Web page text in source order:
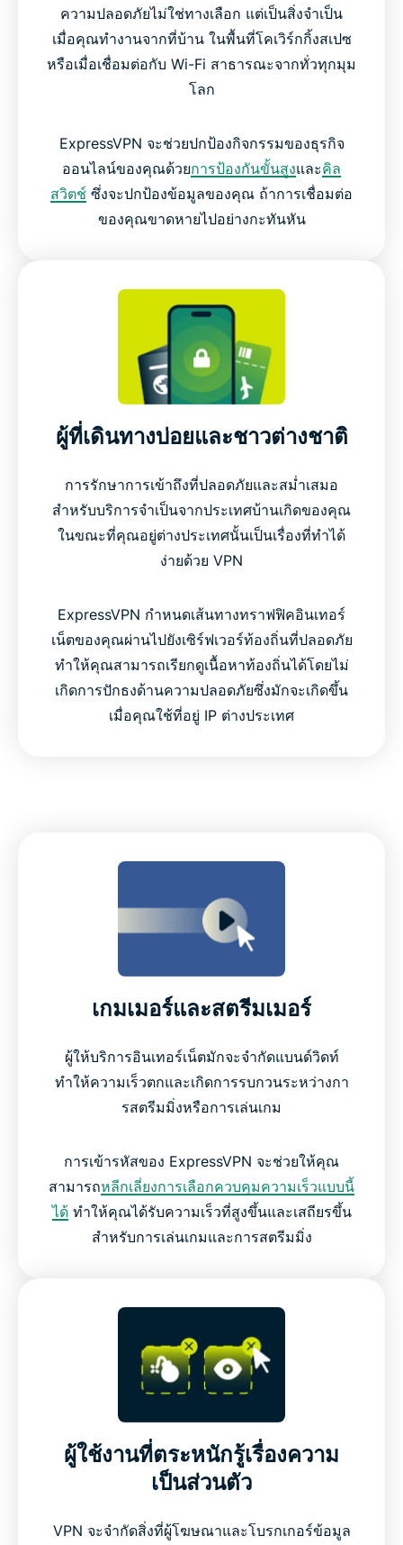
ความปลอดภัยไม่ใช่ทางเลือก แต่เป็นสิ่งจำเป็น
เมื่อคุณทำงานจากที่บ้าน ในพื้นที่โคเวิร์กกิ้งสเปซ
หรือเมื่อเชื่อมต่อกับ Wi-Fi สาธารณะจากทั่วทุกมุม
โลก
ExpressVPN จะช่วยปกป้องกิจกรรมของธุรกิจ
ออนไลน์ของคุณด้วยการป้องกันขั้นสูงและคิล
สวิตช์ ซึ่งจะปกป้องข้อมูลของคุณ ถ้าการเชื่อมต่อ
ของคุณขาดหายไปอย่างกะทันหัน
ผู้ที่เดินทางบ่อยและชาวต่างชาติ
การรักษาการเข้าถึงที่ปลอดภัยและสม่ำเสมอ
สำหรับบริการจำเป็นจากประเทศบ้านเกิดของคุณ
ในขณะที่คุณอยู่ต่างประเทศนั้นเป็นเรื่องที่ทำได้
ง่ายด้วย VPN
ExpressVPN กำหนดเส้นทางทราฟฟิคอินเทอร์
เน็ตของคุณผ่านไปยังเซิร์ฟเวอร์ท้องถิ่นที่ปลอดภัย
ทำให้คุณสามารถเรียกดูเนื้อหาท้องถิ่นได้โดยไม่
เกิดการปักธงด้านความปลอดภัยซึ่งมักจะเกิดขึ้น
เมื่อคุณใช้ที่อยู่ IP ต่างประเทศ
เกมเมอร์และสตรีมเมอร์
ผู้ให้บริการอินเทอร์เน็ตมักจะจำกัดแบนด์วิดท์
ทำให้ความเร็วตกและเกิดการรบกวนระหว่างกา
รสตรีมมิ่งหรือการเล่นเกม
การเข้ารหัสของ ExpressVPN จะช่วยให้คุณ
สามารถหลีกเลี่ยงการเลือกควบคุมความเร็วแบบนี้
ได้ทำให้คุณได้รับความเร็วที่สูงขึ้นและเสถียรขึ้น
สำหรับการเล่นเกมและการสตรีมมิ่ง
ผู้ใช้งานที่ตระหนักรู้เรื่องความ
เป็นส่วนตัว
VPN จะจำกัดสิ่งที่ผู้โฆษณาและโบรกเกอร์ข้อมูล